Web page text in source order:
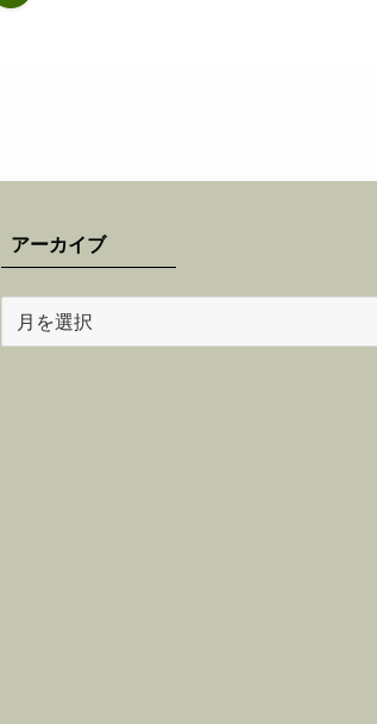
アーカイブ
ー